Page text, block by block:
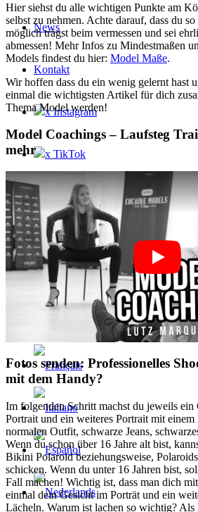
News
Kontakt
x Instagram
x TikTok
x YouTube
Hier siehst du alle wichtigen Punkte am
selbst zu nehmen. Achte darauf, dass du
möglich trägst beim vermessen und sei
abmessen! Mehr Infos zu Mindestmaßen
Models findest du hier: Model Maße.
Wir hoffen dass du ein wenig gelernt hast
einmal die wichtigsten Artikel für dich
Thema Model werden!
Model Coachings – Laufsteg
mehr
Fotos senden: Professionelles
mit dem Handy?
Im folgenden Schritt machst du jeweils ein
Portrait und ein weiteres Portrait mit
normalen Outfit, schwarze Jeans,
Wenn du schon über 16 Jahre alt bist,
Bikini Polaroid beziehungsweise,
schicken. Wenn du unter 16 Jahren bist,
Fall machen! Wichtig ist, dass man dich
einmal dein Gesicht im Porträt und ein
Lächeln. Warum ist lachen so wichtig?